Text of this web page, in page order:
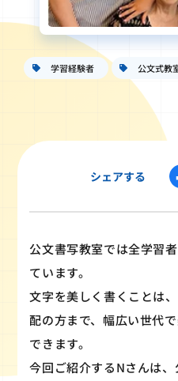
学習経験者 公文式教
シェアする
公文書写教室では全学習
ています。
文字を美しく書くことは
配の方まで、幅広い世代
できます。
今回ご紹介するNさんは、